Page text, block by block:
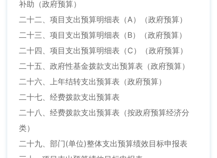
补助（政府预算）
二十二、项目支出预算明细表（A）（政府预算）
二十三、项目支出预算明细表（B）（政府预算）
二十四、项目支出预算明细表（C）（政府预算）
二十五、政府性基金拨款支出预算表（政府预算）
二十六、上年结转支出预算表（政府预算）
二十七、经费拨款支出预算表
二十八、经费拨款支出预算表（按政府预算经济分
类）
二十九、部门(单位)整体支出预算绩效目标申报表